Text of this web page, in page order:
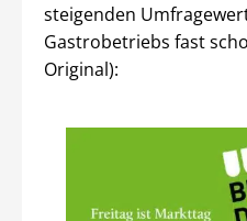
steigenden
Gastrobetriebs fast
Original):